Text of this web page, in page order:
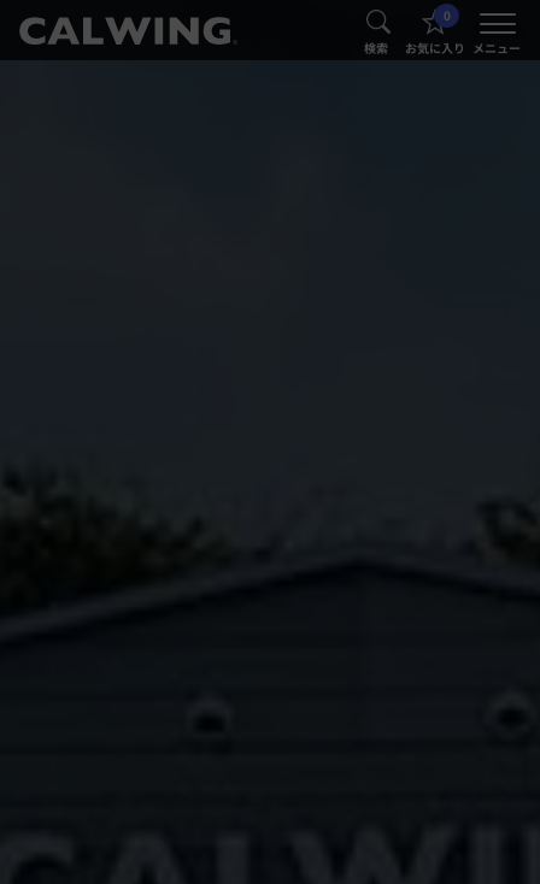
® 検索
0
お気に入り メニュー
®